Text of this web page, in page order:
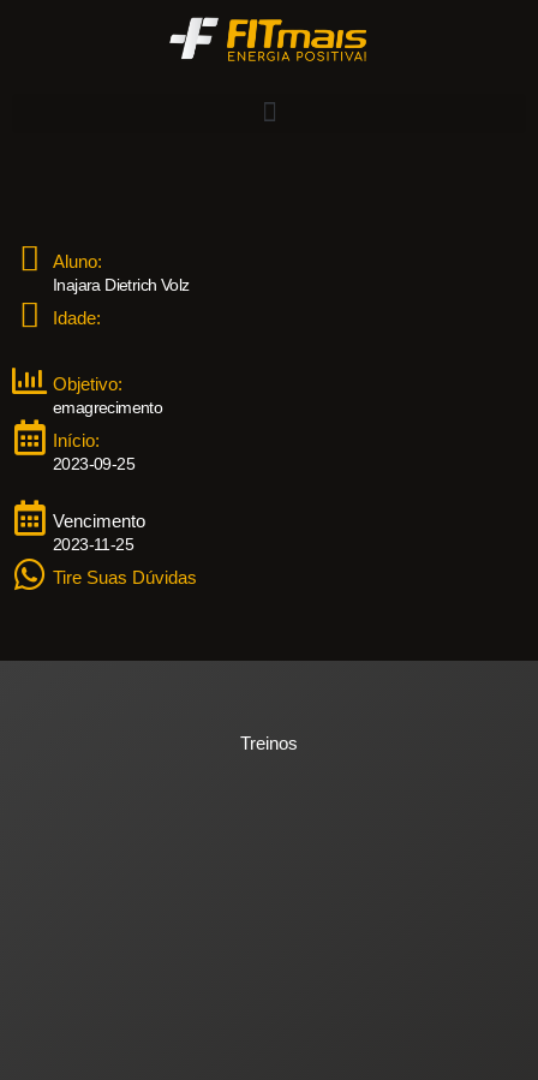
Aluno:
Inajara Dietrich Volz
Idade:
Objetivo:
emagrecimento
Início:
2023-09-25
Vencimento
2023-11-25
Tire Suas Dúvidas
Treinos